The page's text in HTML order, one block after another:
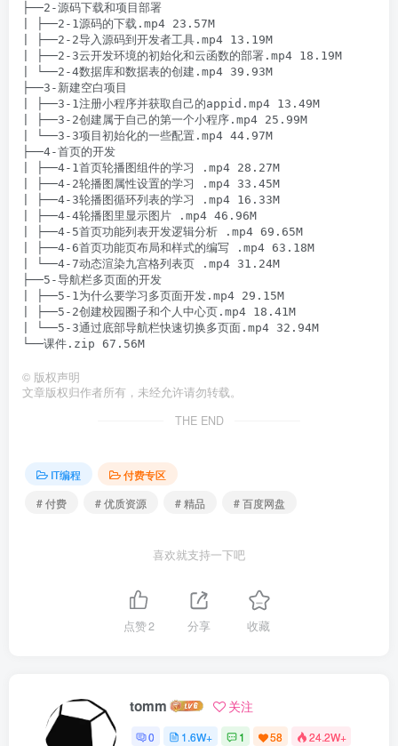
├──2-源码下载和项目部署
| ├──2-1源码的下载.mp4 23.57M
| ├──2-2导入源码到开发者工具.mp4 13.19M
| ├──2-3云开发环境的初始化和云函数的部署.mp4 18.19M
| └──2-4数据库和数据表的创建.mp4 39.93M
├──3-新建空白项目
| ├──3-1注册小程序并获取自己的appid.mp4 13.49M
| ├──3-2创建属于自己的第一个小程序.mp4 25.99M
| └──3-3项目初始化的一些配置.mp4 44.97M
├──4-首页的开发
| ├──4-1首页轮播图组件的学习 .mp4 28.27M
| ├──4-2轮播图属性设置的学习 .mp4 33.45M
| ├──4-3轮播图循环列表的学习 .mp4 16.33M
| ├──4-4轮播图里显示图片 .mp4 46.96M
| ├──4-5首页功能列表开发逻辑分析 .mp4 69.65M
| ├──4-6首页功能页布局和样式的编写 .mp4 63.18M
| └──4-7动态渲染九宫格列表页 .mp4 31.24M
├──5-导航栏多页面的开发
| ├──5-1为什么要学习多页面开发.mp4 29.15M
| ├──5-2创建校园圈子和个人中心页.mp4 18.41M
| └──5-3通过底部导航栏快速切换多页面.mp4 32.94M
© 版权声明
文章版权归作者所有，未经允许请勿转载。
THE END
IT编程
付费专区
# 付费
# 优质资源 # 精品 # 百度网盘
喜欢就支持一下吧
点赞2 分享 收藏
tomm 关注
0 1.6W+ 1 58 24.2W+